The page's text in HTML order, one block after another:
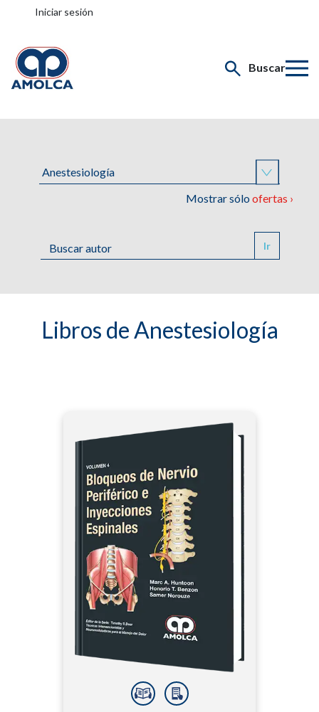
Iniciar sesión
Buscar
Mostrar sóloofertas ›
Ir
Libros de Anestesiología